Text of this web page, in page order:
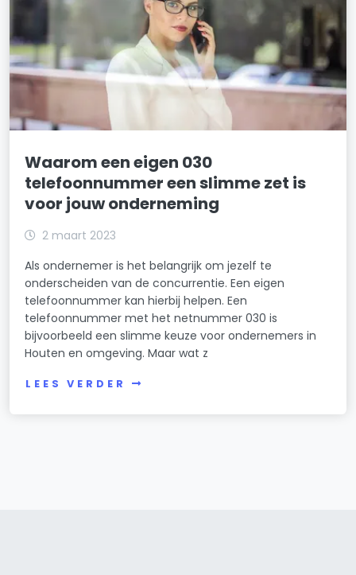
Waarom een eigen 030
telefoonnummer een slimme zet is
voor jouw onderneming
2 maart 2023
Als ondernemer is het belangrijk om jezelf te
onderscheiden van de concurrentie. Een eigen
telefoonnummer kan hierbij helpen. Een
telefoonnummer met het netnummer 030 is
bijvoorbeeld een slimme keuze voor ondernemers in
Houten en omgeving. Maar wat z
LEES VERDER